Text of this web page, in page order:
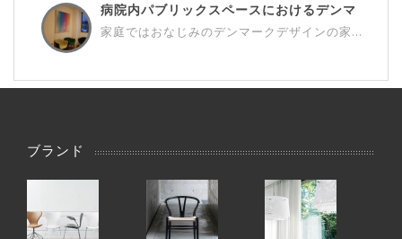
病院内パブリックスペースにおけるデンマ
ー...
家庭ではおなじみのデンマークデザインの家...
ブランド